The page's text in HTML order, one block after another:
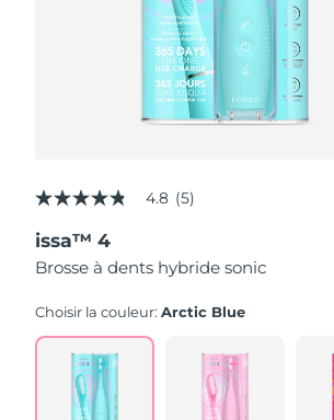
4.8
sur
5,
valeur
la
moyenne.
Read
Reviews.
4.8 (5)
issa™ 4
Brosse à dents hybride sonic
Choisir la couleur:Arctic Blue